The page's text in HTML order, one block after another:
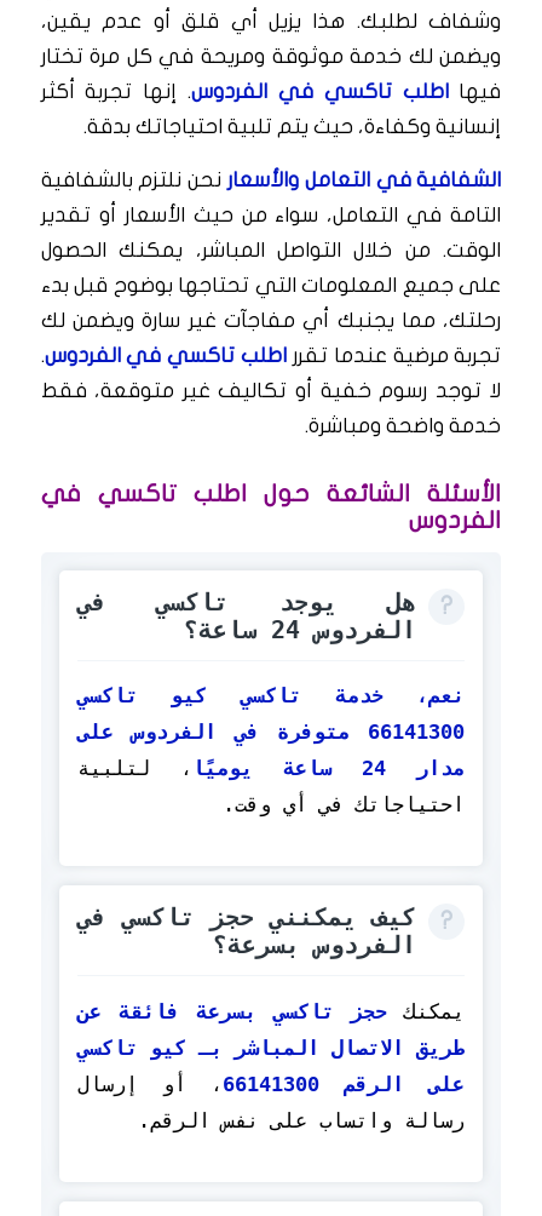
وشفاف لطلبك. هذا يزيل أي قلق أو عدم يقين،
ويضمن لك خدمة موثوقة ومريحة في كل مرة تختار
فيها
اطلب تاكسي في الفردوس. إنها تجربة أكثر
إنسانية وكفاءة، حيث يتم تلبية احتياجاتك بدقة.
الشفافية في التعامل والأسعار نحن نلتزم بالشفافية
التامة في التعامل، سواء من حيث الأسعار أو تقدير
الوقت. من خلال التواصل المباشر، يمكنك الحصول
على جميع المعلومات التي تحتاجها بوضوح قبل بدء
رحلتك، مما يجنبك أي مفاجآت غير سارة ويضمن لك
تجربة مرضية عندما تقرر اطلب تاكسي في الفردوس.
لا توجد رسوم خفية أو تكاليف غير متوقعة، فقط
خدمة واضحة ومباشرة.
الأسئلة الشائعة حول اطلب تاكسي في
الفردوس
هل يوجد تاكسي في
الفردوس 24 ساعة؟
نعم، خدمة تاكسي كيو تاكسي
66141300 متوفرة في الفردوس على
مدار 24 ساعة يوميًا
، لتلبية
احتياجاتك في أي وقت.
كيف يمكنني حجز تاكسي في
الفردوس بسرعة؟
يمكنك حجز تاكسي بسرعة فائقة عن
طريق الاتصال المباشر بـ كيو تاكسي
على الرقم 66141300
، أو إرسال
رسالة واتساب على نفس الرقم.